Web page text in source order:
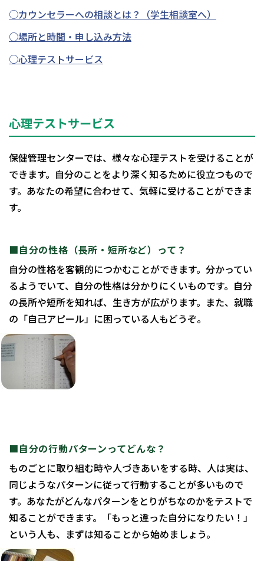
○カウンセラーへの相談とは？（学生相談室へ）
○場所と時間・申し込み方法
○心理テストサービス
心理テストサービス
保健管理センターでは、様々な心理テストを受けることが
できます。自分のことをより深く知るために役立つもので
す。あなたの希望に合わせて、気軽に受けることができま
す。
■自分の性格（長所・短所など）って？
自分の性格を客観的につかむことができます。分かってい
るようでいて、自分の性格は分かりにくいものです。自分
の長所や短所を知れば、生き方が広がります。また、就職
の「自己アピール」に困っている人もどうぞ。
■自分の行動パターンってどんな？
ものごとに取り組む時や人づきあいをする時、人は実は、
同じようなパターンに従って行動することが多いもので
す。あなたがどんなパターンをとりがちなのかをテストで
知ることができます。「もっと違った自分になりたい！」
という人も、まずは知ることから始めましょう。